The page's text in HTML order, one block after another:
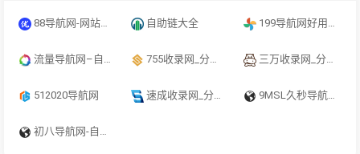
88导航网-网站收录-网址收录-网址导航-收录网站-自助广告系统 自助链大全 199导航网好用的综合网址大全
流量导航网–自动收录–最懂你的导航网站 755收录网_分类目录网_免费网站目录_网站收录_网址提交_免费收录网站 三万收录网_分类目录网_免费网站目录_网站收录_网址提交_免费收录网站
512020导航网 速成收录网_分类目录网_免费网站目录_网站收录_网址提交_免费收录网站 9MSL久秒导航_快速上网首页_无广告网址导航_实用网址大全
初八导航网-自动收录-最懂你的导航网站